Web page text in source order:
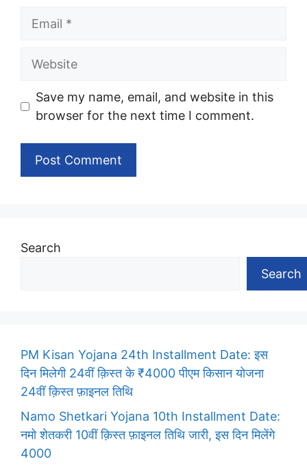
Email
Website
Save my name, email, and website in this
browser for the next time I comment.
Search
Search
PM Kisan Yojana 24th Installment Date: इस
दिन मिलेगी 24वीं क़िस्त के ₹4000 पीएम किसान योजना
24वीं क़िस्त फ़ाइनल तिथि
Namo Shetkari Yojana 10th Installment Date:
नमो शेतकरी 10वीं क़िस्त फ़ाइनल तिथि जारी, इस दिन मिलेंगे
4000